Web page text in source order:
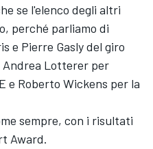
se l'elenco degli altri
perché parliamo di
e Pierre Gasly del giro
Andrea Lotterer per
e Roberto Wickens per la
sempre, con i risultati
Award.